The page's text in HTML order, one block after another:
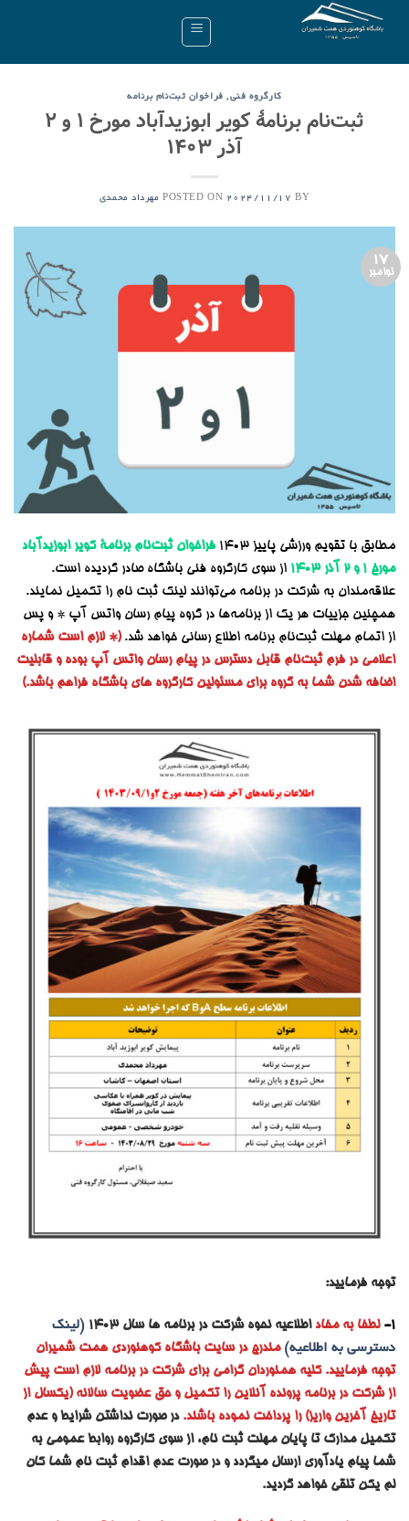
کارگروه فنی, فراخوان ثبت‌نام برنامه
ثبت‌نام برنامۀ کویر ابوزیدآباد مورخ ۱ و ۲
آذر ۱۴۰۳
POSTED ON 2024/11/17 BY مهرداد محمدی
17
نوامبر
مطابق با تقویم ورزشی پاییز ۱۴۰۳ فراخوان ثبت‌نام برنامۀ کویر ابوزیدآباد
مورخ ۱ و ۲ آذر ۱۴۰۳
از سوی کارگروه فنی باشگاه صادر گردیده است.
علاقه‌مندان به شرکت در برنامه می‌توانند لینک ثبت نام را تکمیل نمایند.
همچنین جزییات هر یک از برنامه‌ها در گروه پیام رسان واتس آپ * و پس
از اتمام مهلت ثبت‌نام برنامه اطلاع رسانی خواهد شد. (* لازم است شماره
اعلامی در فرم ثبت‌نام قابل دسترس در پیام رسان واتس آپ بوده و قابلیت
اضافه شدن شما به گروه برای مسئولین کارگروه های باشگاه فراهم باشد.)
توجه فرمایید:
1- لطفا به مفاداطلاعیه نحوه شرکت در برنامه ها سال ۱۴۰۳
(لینک
دسترسی به اطلاعیه) مندرج در سایت باشگاه کوهنوردی همت شمیران
توجه فرمایید. کلیه همنوردان گرامی برای شرکت در برنامه لازم است پیش
از شرکت در برنامه پرونده آنلاین را تکمیل و حق عضویت سالانه (یکسال از
تاریخ آخرین واریز) را پرداخت نموده باشند.در صورت نداشتن شرایط و عدم
تکمیل مدارک تا پایان مهلت ثبت نام، از سوی کارگروه روابط عمومی به
شما پیام یادآوری ارسال میگردد و در صورت عدم اقدام ثبت نام شما کان
لم یکن تلقی خواهد گردید.